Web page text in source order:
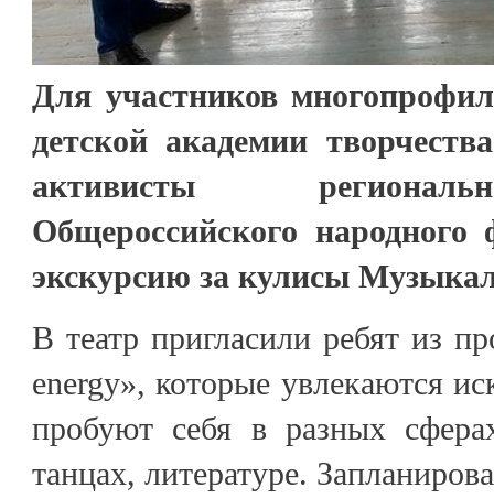
Для участников
детской академии
активисты
Общероссийского народного
экскурсию за кулисы
В театр пригласили ребят из
energy», которые увлекаются
пробуют себя в разных
танцах, литературе.